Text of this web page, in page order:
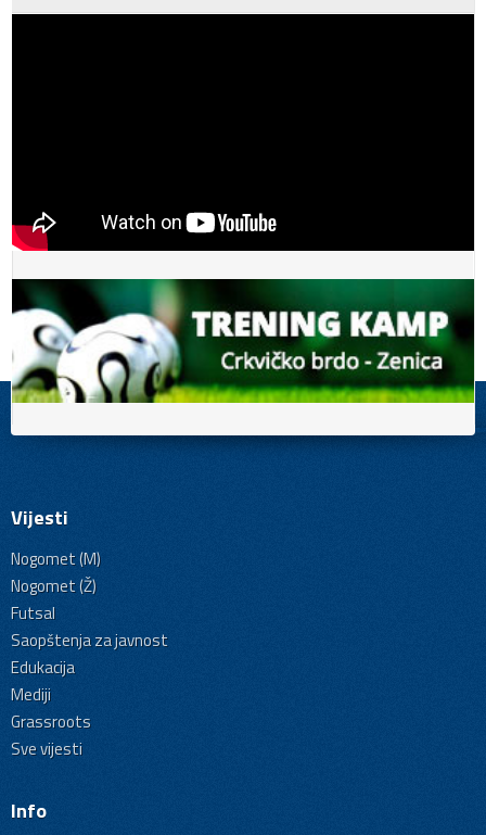
Vijesti
Nogomet (M)
Nogomet (Ž)
Futsal
Saopštenja za javnost
Edukacija
Mediji
Grassroots
Sve vijesti
Info